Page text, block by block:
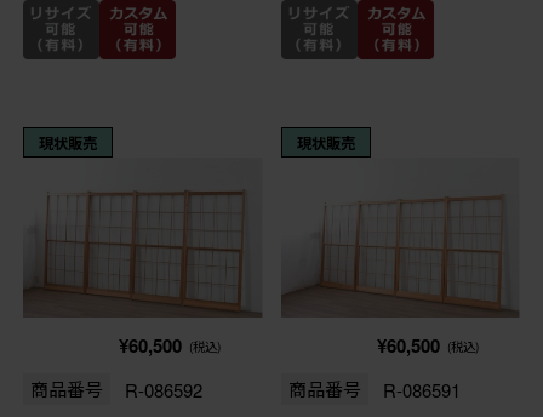
現状販売
¥60,500 (税込)
商品番号 R-086592
現状販売
¥60,500 (税込)
商品番号 R-086591